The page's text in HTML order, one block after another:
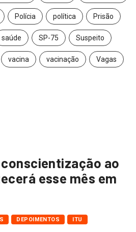
Polícia política Prisão
saúde SP-75 Suspeito
vacina vacinação Vagas
conscientização ao
esse mês em
DEPOIMENTOS ITU